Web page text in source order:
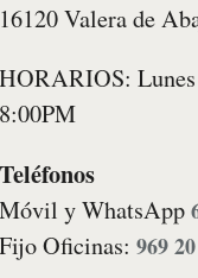
16120 Valera de
HORARIOS:
8:00PM
Teléfonos
Móvil y WhatsApp
Fijo Oficinas: 969